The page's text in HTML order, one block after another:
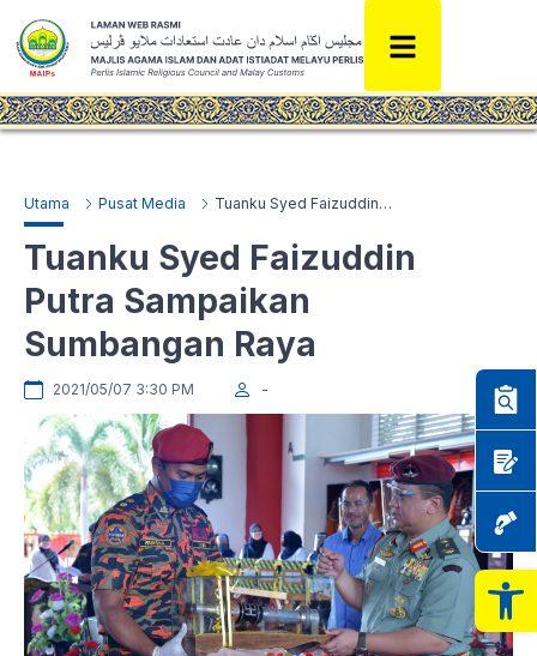
Utama Pusat Media Tuanku Syed Faizuddin Putra Sampaikan Sumbangan Raya
Tuanku Syed Faizuddin
Putra Sampaikan
Sumbangan Raya
2021/05/07 3:30 PM -